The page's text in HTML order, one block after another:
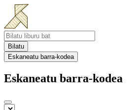
Bilatu
Eskaneatu barra-kodea
Eskaneatu barra-kodea